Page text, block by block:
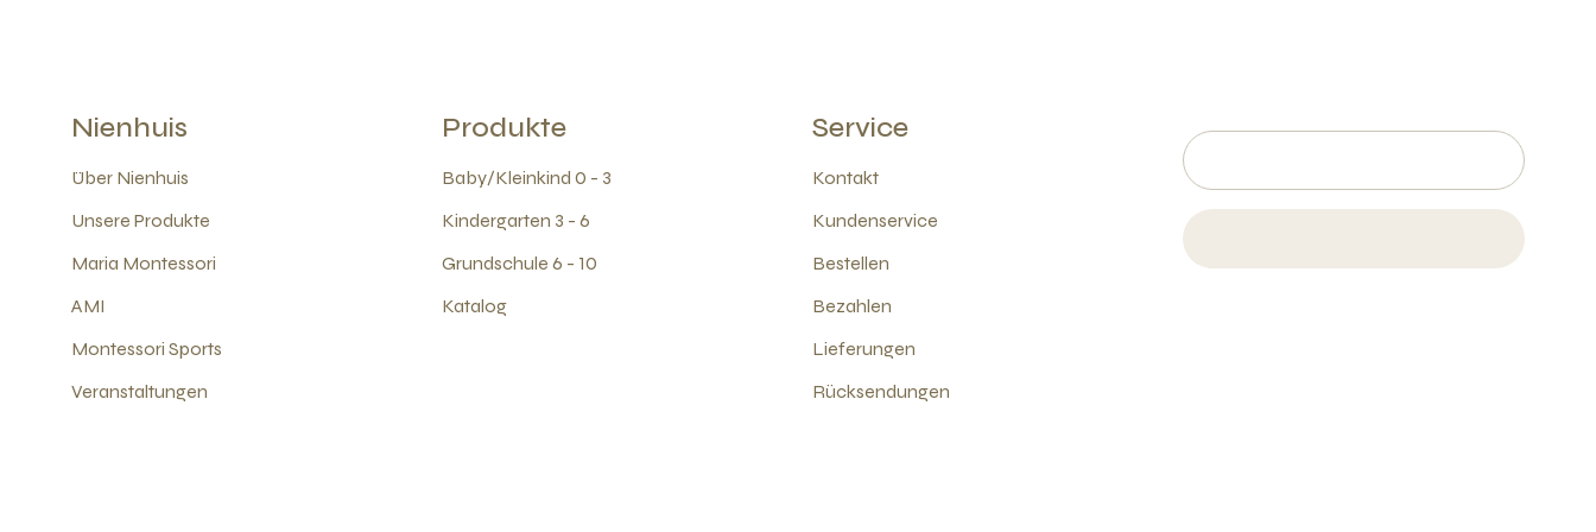
Nienhuis
Über Nienhuis
Unsere Produkte
Maria Montessori
AMI
Montessori Sports
Veranstaltungen
Produkte
Baby/Kleinkind 0 - 3
Kindergarten 3 - 6
Grundschule 6 - 10
Katalog
Service
Kontakt
Kundenservice
Bestellen
Bezahlen
Lieferungen
Rücksendungen